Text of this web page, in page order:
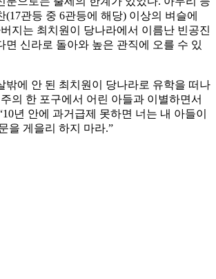
(17관등 중 6관등에 해당) 이상의 벼슬에
지는 최치원이 당나라에서 이름난 빈공진
면 신라로 돌아와 높은 관직에 오를 수 있
밖에 안 된 최치원이 당나라로 유학을 떠나
의 한 포구에서 어린 아들과 이별하면서
년 안에 과거급제 못하면 너는 내 아들이
을 게을리 하지 마라.”